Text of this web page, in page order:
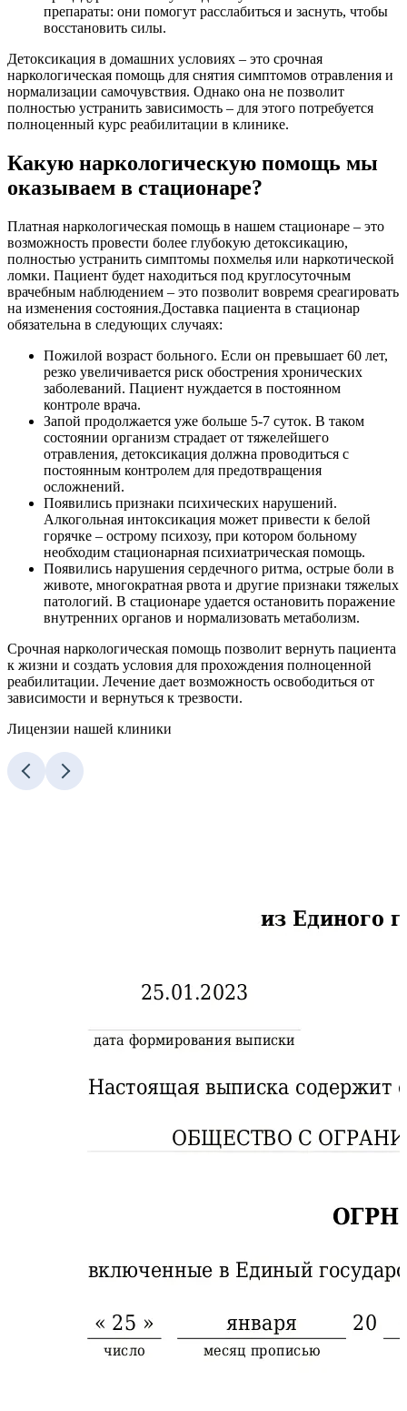
препараты: они помогут расслабиться и заснуть, чтобы
восстановить силы.
Детоксикация в домашних условиях – это срочная
наркологическая помощь для снятия симптомов отравления и
нормализации самочувствия. Однако она не позволит
полностью устранить зависимость – для этого потребуется
полноценный курс реабилитации в клинике.
Какую наркологическую помощь мы
оказываем в стационаре?
Платная наркологическая помощь в нашем стационаре – это
возможность провести более глубокую детоксикацию,
полностью устранить симптомы похмелья или наркотической
ломки. Пациент будет находиться под круглосуточным
врачебным наблюдением – это позволит вовремя среагировать
на изменения состояния.Доставка пациента в стационар
обязательна в следующих случаях:
Пожилой возраст больного. Если он превышает 60 лет,
резко увеличивается риск обострения хронических
заболеваний. Пациент нуждается в постоянном
контроле врача.
Запой продолжается уже больше 5-7 суток. В таком
состоянии организм страдает от тяжелейшего
отравления, детоксикация должна проводиться с
постоянным контролем для предотвращения
осложнений.
Появились признаки психических нарушений.
Алкогольная интоксикация может привести к белой
горячке – острому психозу, при котором больному
необходим стационарная психиатрическая помощь.
Появились нарушения сердечного ритма, острые боли в
животе, многократная рвота и другие признаки тяжелых
патологий. В стационаре удается остановить поражение
внутренних органов и нормализовать метаболизм.
Срочная наркологическая помощь позволит вернуть пациента
к жизни и создать условия для прохождения полноценной
реабилитации. Лечение дает возможность освободиться от
зависимости и вернуться к трезвости.
Лицензии нашей клиники